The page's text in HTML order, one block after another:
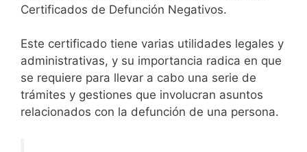
Certificados de Defunción Negativos.
Este certificado tiene varias utilidades legales y
administrativas, y su importancia radica en que
se requiere para llevar a cabo una serie de
trámites y gestiones que involucran asuntos
relacionados con la defunción de una persona.